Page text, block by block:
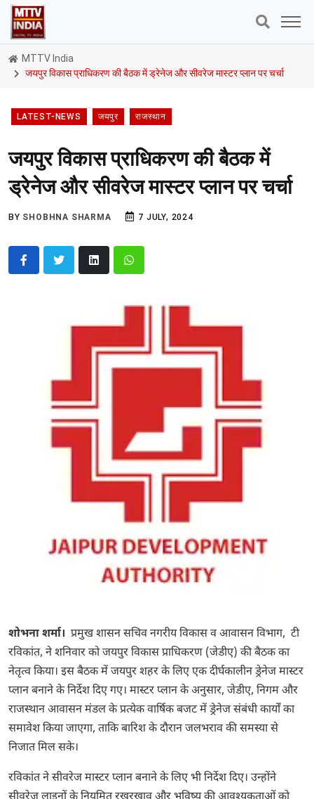
MTTV India
जयपुर विकास प्राधिकरण की बैठक में ड्रेनेज और सीवरेज मास्टर प्लान पर चर्चा
LATEST-NEWS जयपुर राजस्थान
जयपुर विकास प्राधिकरण की बैठक में
ड्रेनेज और सीवरेज मास्टर प्लान पर चर्चा
BY SHOBHNA SHARMA 7 JULY, 2024
शोभना शर्मा। प्रमुख शासन सचिव नगरीय विकास व आवासन विभाग, टी
रविकांत, ने शनिवार को जयपुर विकास प्राधिकरण (जेडीए) की बैठक का
नेतृत्व किया। इस बैठक में जयपुर शहर के लिए एक दीर्घकालीन ड्रेनेज मास्टर
प्लान बनाने के निर्देश दिए गए। मास्टर प्लान के अनुसार, जेडीए, निगम और
राजस्थान आवासन मंडल के प्रत्येक वार्षिक बजट में ड्रेनेज संबंधी कार्यों का
समावेश किया जाएगा, ताकि बारिश के दौरान जलभराव की समस्या से
निजात मिल सके।
रविकांत ने सीवरेज मास्टर प्लान बनाने के लिए भी निर्देश दिए। उन्होंने